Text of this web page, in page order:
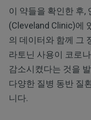
이 약들을 확인한 후,
(Cleveland Clinic)에
의 데이터와 함께 그
라토닌 사용이 코로
감소시켰다는 것을
다양한 질병 동반 질
니다.